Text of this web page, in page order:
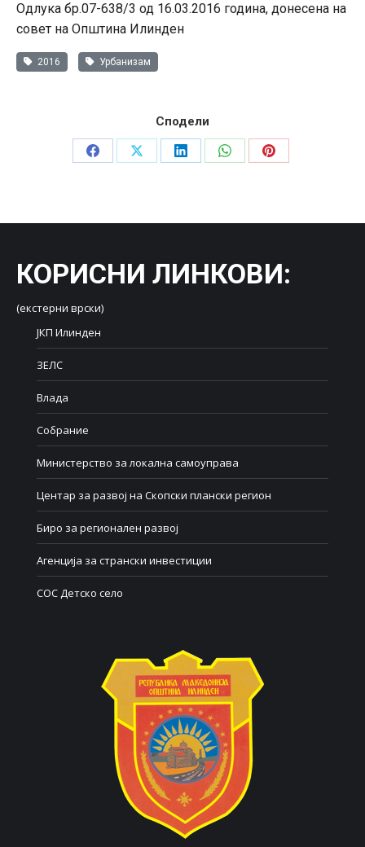
Одлука бр.07-638/3 од 16.03.2016 година, донесена на
совет на Општина Илинден
2016 Урбанизам
Сподели
Share
Share
Share
Share
Share
КОРИСНИ ЛИНКОВИ:
(екстерни врски)
ЈКП Илинден
ЗЕЛС
Влада
Собрание
Министерство за локална самоуправа
Центар за развој на Скопски плански регион
Биро за регионален развој
Агенција за странски инвестиции
СОС Детско село